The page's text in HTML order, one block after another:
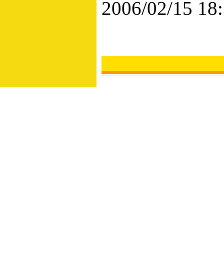
2006/02/15